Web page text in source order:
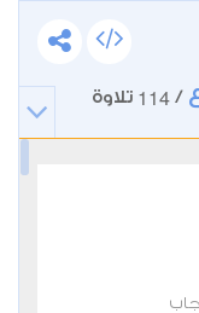
/
114 تلاوة